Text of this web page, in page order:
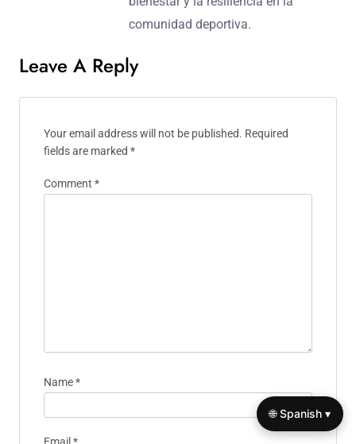
comunidad deportiva.
Leave A Reply
Your email address will not be published. Required
fields are marked *
Comment *
Name*
🌐 Spanish ▾